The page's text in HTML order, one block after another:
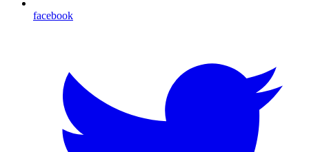
facebook